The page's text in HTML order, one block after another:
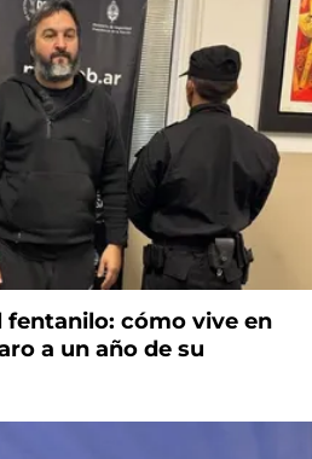
fentanilo: cómo vive en
a un año de su